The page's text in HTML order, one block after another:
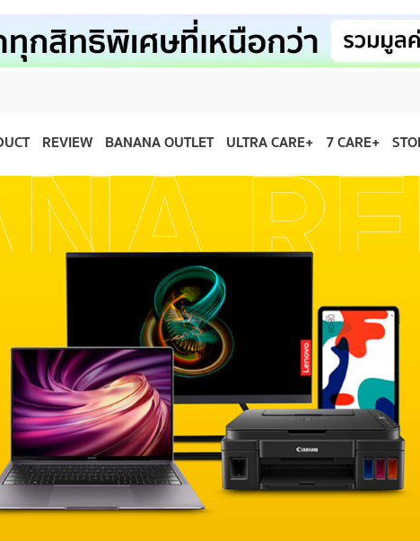
REVIEW BANANA OUTLET ULTRA CARE+ 7 CARE+